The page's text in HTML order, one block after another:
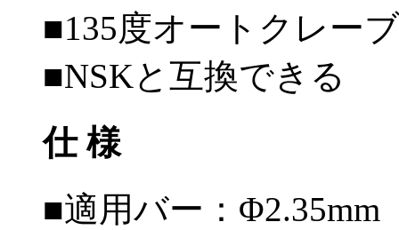
■135度オートクレー
■NSKと互換できる
仕 様
■適用バー：Φ2.35mm